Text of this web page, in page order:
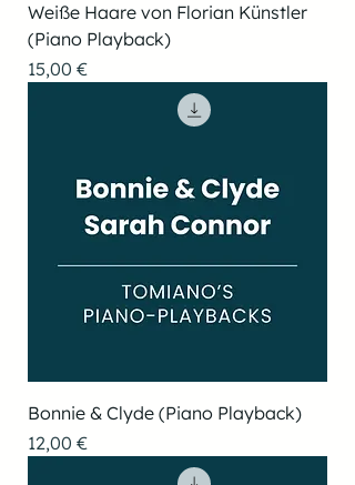
Weiße Haare von Florian Künstler
(Piano Playback)
Preis
15,00 €
Bonnie & Clyde (Piano Playback)
Preis
12,00 €